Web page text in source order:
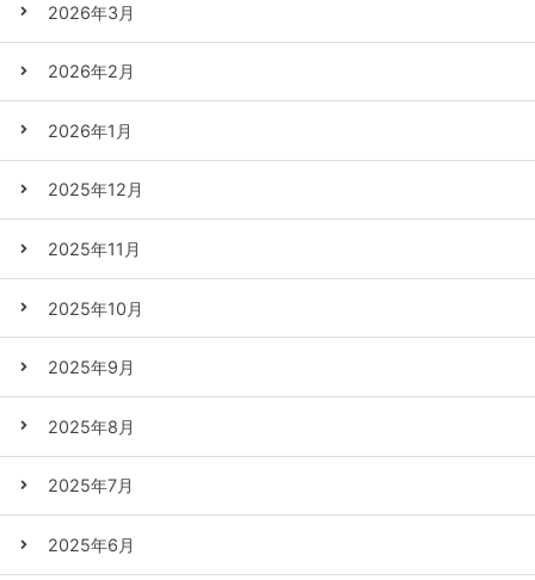
2026年3月
2026年2月
2026年1月
2025年12月
2025年11月
2025年10月
2025年9月
2025年8月
2025年7月
2025年6月